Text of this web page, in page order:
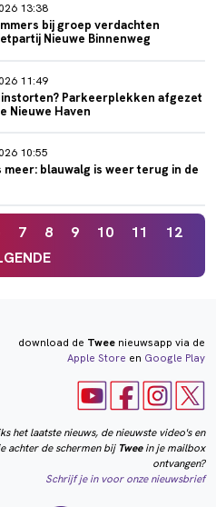
13:38
bij groep verdachten
Nieuwe Binnenweg
11:49
instorten? Parkeerplekken afgezet
Nieuwe Haven
10:55
meer: blauwalg is weer terug in de
7 8 9 10 11
12
download de Tweenieuwsapp via de
Apple Store en Google Play
het laatste nieuws, de nieuwste video's en
achter de schermen bij Tweein je mailbox
ontvangen?
Schrijf je in voor onze nieuwsbrief